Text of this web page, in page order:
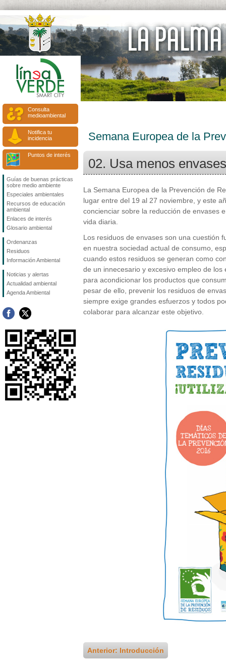
Consulta
medioambiental
Notifica tu
incidencia
Puntos de interés
Guías de buenas prácticas
sobre medio ambiente
Especiales ambientales
Recursos de educación
ambiental
Enlaces de interés
Glosario ambiental
Ordenanzas
Residuos
Información Ambiental
Noticias y alertas
Actualidad ambiental
Agenda Ambiental
Semana Europea de la
02. Usa menos envases
La Semana Europea de la Prevención de
lugar entre del 19 al 27 noviembre, y este
concienciar sobre la reducción de envases
vida diaria.
Los residuos de envases son una cuestión
en nuestra sociedad actual de consumo,
cuando estos residuos se generan como
de un innecesario y excesivo empleo de los
para acondicionar los productos que
pesar de ello, prevenir los residuos de
siempre exige grandes esfuerzos y todos
colaborar para alcanzar este objetivo.
Anterior: Introducción